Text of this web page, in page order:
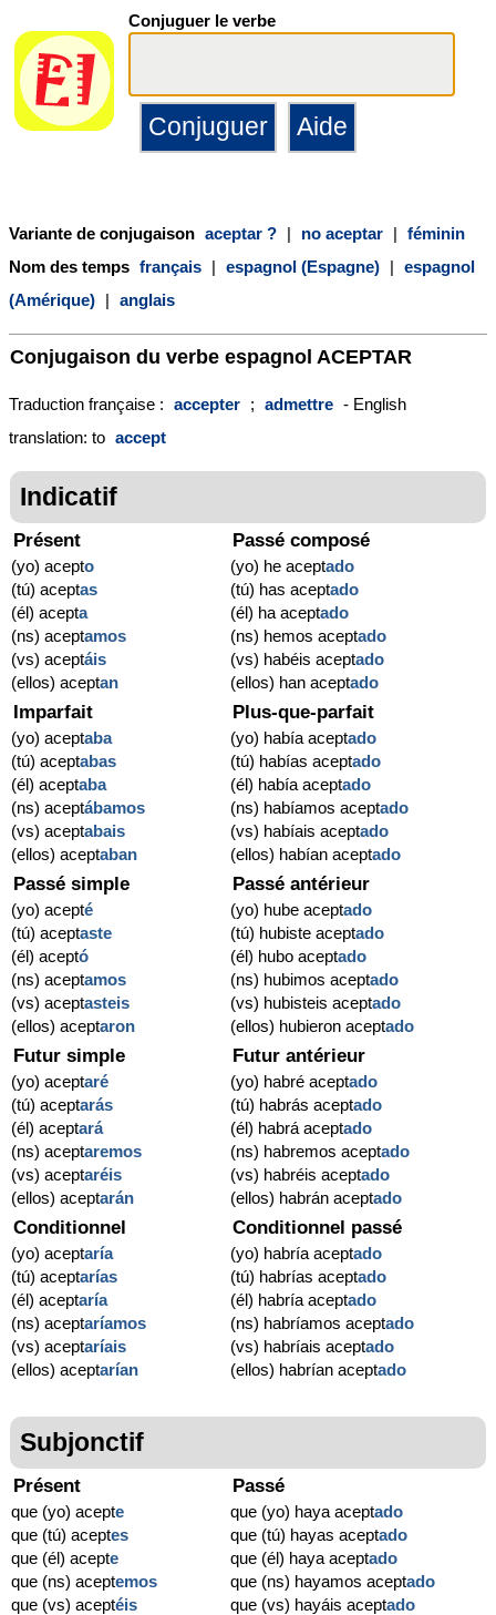
Conjuguer le verbe
Variante de conjugaison aceptar ? | no aceptar | féminin
Nom des temps français | espagnol (Espagne) | espagnol
(Amérique) | anglais
Conjugaison du verbe espagnol ACEPTAR
Traduction française : accepter ; admettre - English
translation: to accept
Indicatif
Présent
(yo) acepto
(tú) aceptas
(él) acepta
(ns) aceptamos
(vs) aceptáis
(ellos) aceptan
Passé composé
(yo) he aceptado
(tú) has aceptado
(él) ha aceptado
(ns) hemos aceptado
(vs) habéis aceptado
(ellos) han aceptado
Imparfait
(yo) aceptaba
(tú) aceptabas
(él) aceptaba
(ns) aceptábamos
(vs) aceptabais
(ellos) aceptaban
Plus-que-parfait
(yo) había aceptado
(tú) habías aceptado
(él) había aceptado
(ns) habíamos aceptado
(vs) habíais aceptado
(ellos) habían aceptado
Passé simple
(yo) acepté
(tú) aceptaste
(él) aceptó
(ns) aceptamos
(vs) aceptasteis
(ellos) aceptaron
Passé antérieur
(yo) hube aceptado
(tú) hubiste aceptado
(él) hubo aceptado
(ns) hubimos aceptado
(vs) hubisteis aceptado
(ellos) hubieron aceptado
Futur simple
(yo) aceptaré
(tú) aceptarás
(él) aceptará
(ns) aceptaremos
(vs) aceptaréis
(ellos) aceptarán
Futur antérieur
(yo) habré aceptado
(tú) habrás aceptado
(él) habrá aceptado
(ns) habremos aceptado
(vs) habréis aceptado
(ellos) habrán aceptado
Conditionnel
(yo) aceptaría
(tú) aceptarías
(él) aceptaría
(ns) aceptaríamos
(vs) aceptaríais
(ellos) aceptarían
Conditionnel passé
(yo) habría aceptado
(tú) habrías aceptado
(él) habría aceptado
(ns) habríamos aceptado
(vs) habríais aceptado
(ellos) habrían aceptado
Subjonctif
Présent
que (yo) acepte
que (tú) aceptes
que (él) acepte
que (ns) aceptemos
que (vs) aceptéis
Passé
que (yo) haya aceptado
que (tú) hayas aceptado
que (él) haya aceptado
que (ns) hayamos aceptado
que (vs) hayáis aceptado